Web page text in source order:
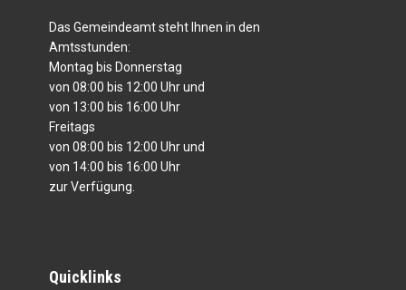
Das Gemeindeamt steht Ihnen in den
Amtsstunden:
Montag bis Donnerstag
von 08:00 bis 12:00 Uhr und
von 13:00 bis 16:00 Uhr
Freitags
von 08:00 bis 12:00 Uhr und
von 14:00 bis 16:00 Uhr
zur Verfügung.
Quicklinks